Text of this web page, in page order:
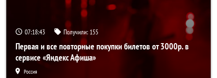
07:18:42 Получили: 155
Первая и все повторные покупки билетов от 3000р. в
сервисе «Яндекс Афиша»
Россия